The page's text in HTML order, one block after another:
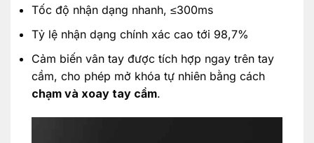
Tốc độ nhận dạng nhanh, ≤300ms
Tỷ lệ nhận dạng chính xác cao tới 98,7%
Cảm biến vân tay được tích hợp ngay trên tay
cầm, cho phép mở khóa tự nhiên bằng cách
chạm và xoay tay cầm.